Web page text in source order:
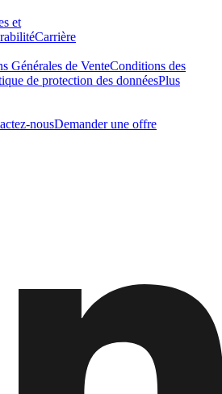
et
Carrière
Générales de VenteConditions des
de protection des donnéesPlus
nousDemander une offre